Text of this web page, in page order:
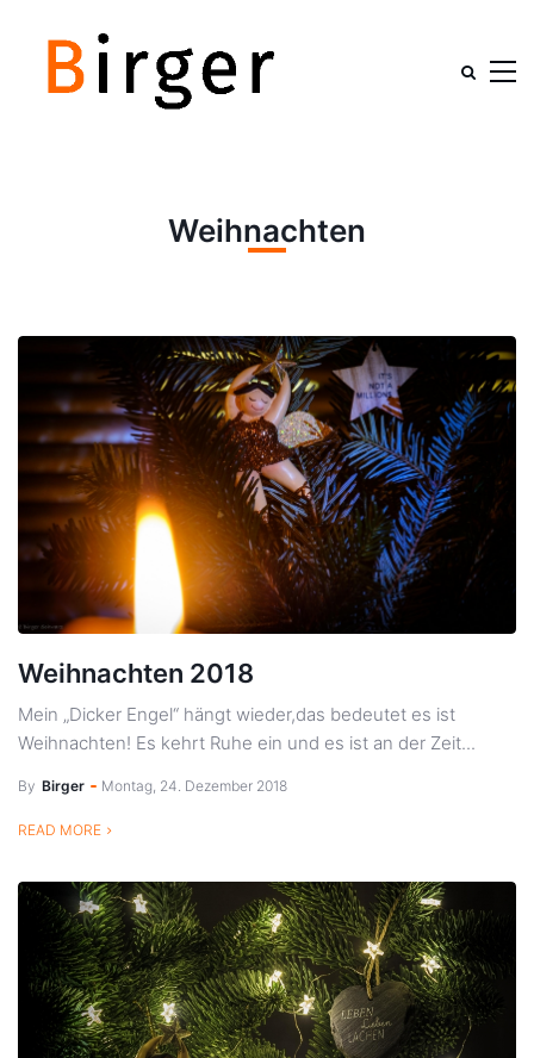
Weihnachten
Weihnachten 2018
Mein „Dicker Engel“ hängt wieder,das bedeutet es ist
Weihnachten! Es kehrt Ruhe ein und es ist an der Zeit...
By Birger Montag, 24. Dezember 2018
READ MORE